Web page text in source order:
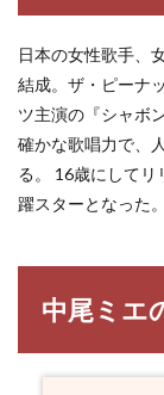
日本の女性歌手、
結成。ザ・ピーナ
ツ主演の『シャボ
確かな歌唱力で、
る。 16歳にして
躍スターとなった。
中尾ミエ